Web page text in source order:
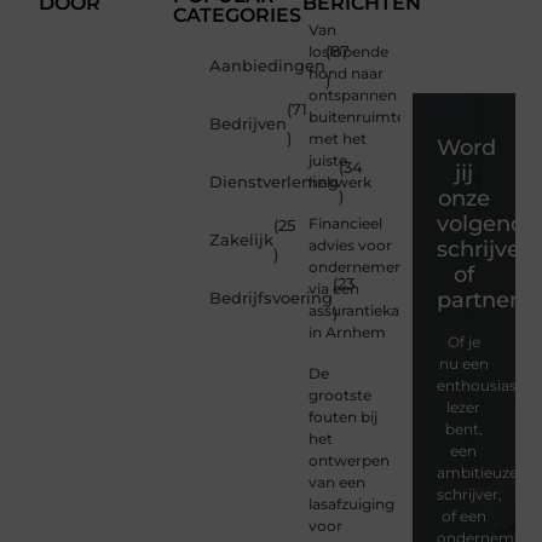
CATEGORIES
Aanbiedingen
(87
)
Bedrijven
(71
)
Dienstverlening
(34
)
Zakelijk
(25
)
Bedrijfsvoering
(23
)
Van
loslopende
hond naar
ontspannen
buitenruimte
met het
juiste
hekwerk
Financieel
advies voor
ondernemers
via een
assurantiekantoor
in Arnhem
De
grootste
fouten bij
het
ontwerpen
van een
lasafzuiging
voor
Word
jij
onze
volgende
schrijver
of
partner?
Of je
nu een
enthousiaste
lezer
bent,
een
ambitieuze
schrijver,
of een
ondernemer